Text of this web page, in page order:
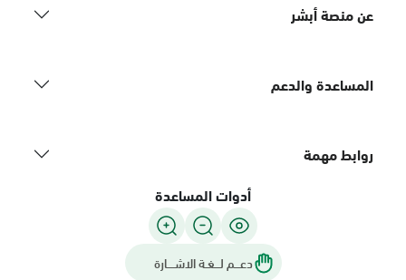
عن منصة أبشر
المساعدة والدعم
روابط مهمة
أدوات المساعدة
دعـــم لـــغـة الاشــــارة